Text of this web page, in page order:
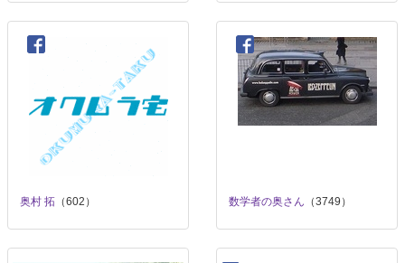
奥村 拓 （602） 数学者の奥さん （3749）